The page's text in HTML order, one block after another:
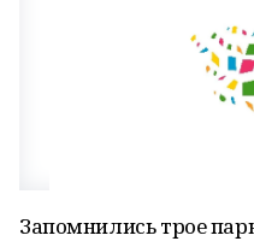
Запомнились трое